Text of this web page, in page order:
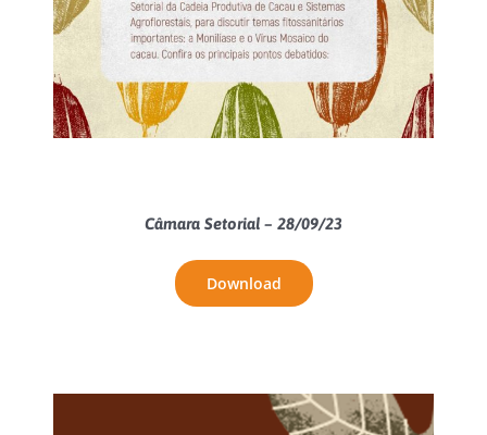
Câmara Setorial – 28/09/23
Download